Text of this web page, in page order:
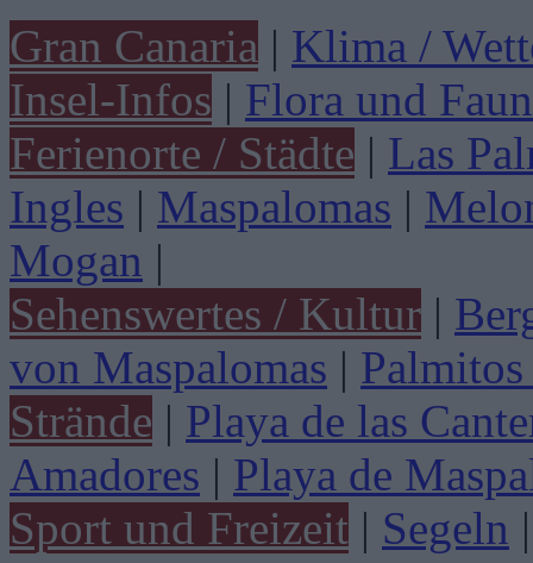
Gran Canaria | Klima /
Insel-Infos | Flora und
Ferienorte / Städte | Las
Ingles | Maspalomas |
Mogan |
Sehenswertes / Kultur |
von Maspalomas |
Strände | Playa de las
Amadores | Playa de
Sport und Freizeit | Segeln |